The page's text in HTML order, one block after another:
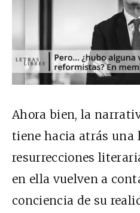
Ahora bien, la
tiene hacia atrás una
resurrecciones
en ella vuelven a
conciencia de su